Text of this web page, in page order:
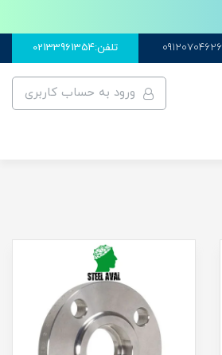
09120704626 تلفن:02133961354
ورود به حساب کاربری